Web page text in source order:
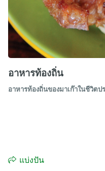
อาหารท้องถิ่น
อาหารท้องถิ่นของมาเก๊าในชีวิตป
แบ่งปัน